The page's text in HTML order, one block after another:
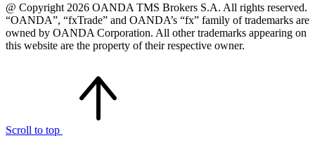
@ Copyright 2026 OANDA TMS Brokers S.A. All rights reserved.
“OANDA”, “fxTrade” and OANDA’s “fx” family of trademarks are
owned by OANDA Corporation. All other trademarks appearing on
this website are the property of their respective owner.
Scroll to top